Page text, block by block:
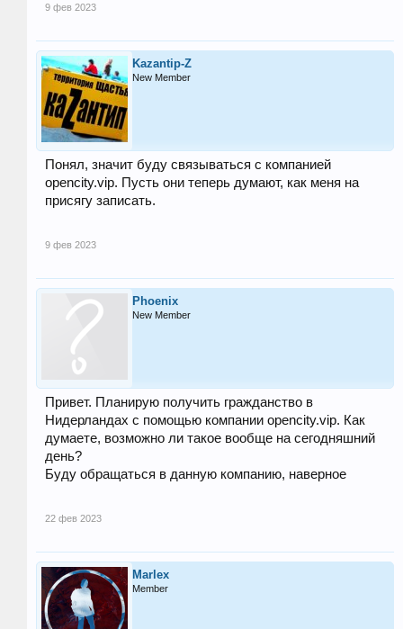
9 фев 2023
Kazantip-Z
New Member
Понял, значит буду связываться с компанией
opencity.vip. Пусть они теперь думают, как меня на
присягу записать.
9 фев 2023
Phoenix
New Member
Привет. Планирую получить гражданство в
Нидерландах с помощью компании opencity.vip. Как
думаете, возможно ли такое вообще на сегодняшний
день?
Буду обращаться в данную компанию, наверное
22 фев 2023
Marlex
Member